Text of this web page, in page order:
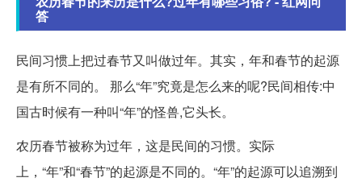
答
民间习惯上把过春节又叫做过年。其实，年和春节的起源
是有所不同的。 那么“年”究竟是怎么来的呢?民间相传:中
国古时候有一种叫“年”的怪兽,它头长。
农历春节被称为过年，这是民间的习惯。实际
上，“年”和“春节”的起源是不同的。“年”的起源可以追溯到